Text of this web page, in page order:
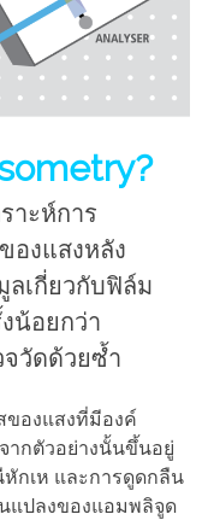
าะห์การ
องแสงหลัง
ลเกี่ยวกับฟิล์ม
น้อยกว่า
วัดด้วยซ้ำ
ของแสงที่มีองค์
ากตัวอย่างนั้นขึ้นอยู่
กเห และการดูดกลืน
แปลงของแอมพลิจูด